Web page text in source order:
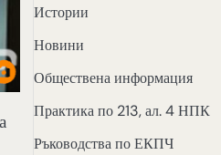
Истории
Новини
Обществена информация
Практика по 213, ал. 4 НПК
Ръководства по ЕКПЧ